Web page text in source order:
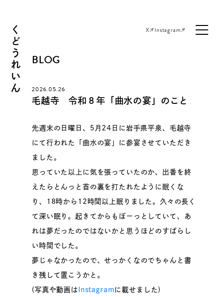
X Instagram
くどうれいん BLOG
2026.05.26
毛越寺 令和８年「曲水の宴」のこと
先週末の日曜日、5月24日に岩手県平泉、毛越寺
にて行われた「曲水の宴」に参宴させていただき
ました。
思っていた以上に気を張っていたのか、出番を終
えたらとんっと首の裏を打たれたように眠くな
り、18時から12時間以上眠りました。久々の長く
て深い眠り。起きてからもぼーっとしていて、あ
れは夢だったのではないかと思うほどのすばらし
い時間でした。
夢じゃなかったので、せっかくなのでちゃんと書
き残して置こうかと。
(写真や動画は Instagramに載せました)